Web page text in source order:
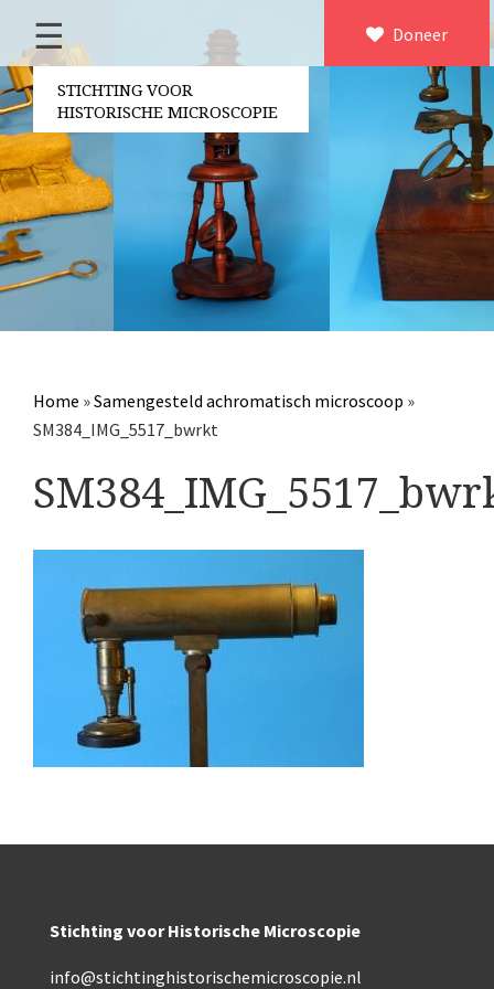
×
Home
Over ons
Contact
Bestuur
Vrijwilligers
Partners
Jaarverslagen
Microscopen
Overige optische instrumenten
Elektrische meetapparatuur
Boeken
Divers
Makers
Images
Culpeper (ca. 1735)
Cuff (ca. 1745)
Doneer
☰
STICHTING VOOR
HISTORISCHE MICROSCOPIE
Home »Samengesteld achromatisch microscoop »
SM384_IMG_5517_bwrkt
Stichting voor Historische Microscopie
info@stichtinghistorischemicroscopie.nl